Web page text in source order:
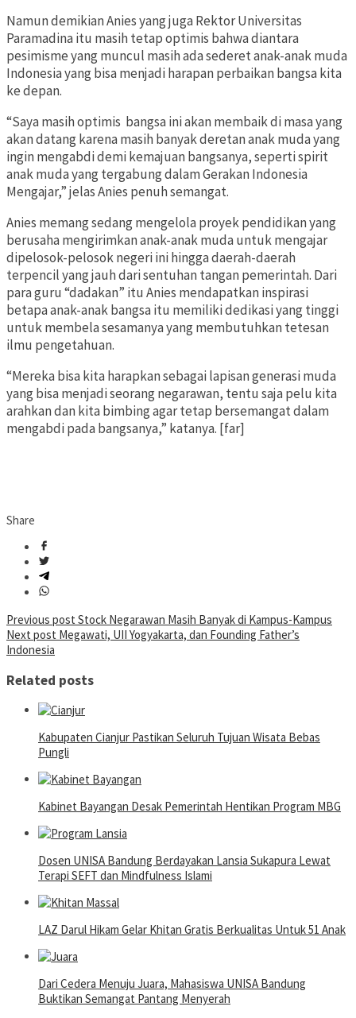
Namun demikian Anies yang juga Rektor Universitas
Paramadina itu masih tetap optimis bahwa diantara
pesimisme yang muncul masih ada sederet anak-anak muda
Indonesia yang bisa menjadi harapan perbaikan bangsa kita
ke depan.
“Saya masih optimis bangsa ini akan membaik di masa yang
akan datang karena masih banyak deretan anak muda yang
ingin mengabdi demi kemajuan bangsanya, seperti spirit
anak muda yang tergabung dalam Gerakan Indonesia
Mengajar,” jelas Anies penuh semangat.
Anies memang sedang mengelola proyek pendidikan yang
berusaha mengirimkan anak-anak muda untuk mengajar
dipelosok-pelosok negeri ini hingga daerah-daerah
terpencil yang jauh dari sentuhan tangan pemerintah. Dari
para guru “dadakan” itu Anies mendapatkan inspirasi
betapa anak-anak bangsa itu memiliki dedikasi yang tinggi
untuk membela sesamanya yang membutuhkan tetesan
ilmu pengetahuan.
“Mereka bisa kita harapkan sebagai lapisan generasi muda
yang bisa menjadi seorang negarawan, tentu saja pelu kita
arahkan dan kita bimbing agar tetap bersemangat dalam
mengabdi pada bangsanya,” katanya. [far]
Share
Post
navigation
Previous post Stock Negarawan Masih Banyak di Kampus-Kampus
Next post Megawati, UII Yogyakarta, dan Founding Father’s
Indonesia
Related posts
Kabupaten Cianjur Pastikan Seluruh Tujuan Wisata Bebas
Pungli
Kabinet Bayangan Desak Pemerintah Hentikan Program MBG
Dosen UNISA Bandung Berdayakan Lansia Sukapura Lewat
Terapi SEFT dan Mindfulness Islami
LAZ Darul Hikam Gelar Khitan Gratis Berkualitas Untuk 51 Anak
Dari Cedera Menuju Juara, Mahasiswa UNISA Bandung
Buktikan Semangat Pantang Menyerah